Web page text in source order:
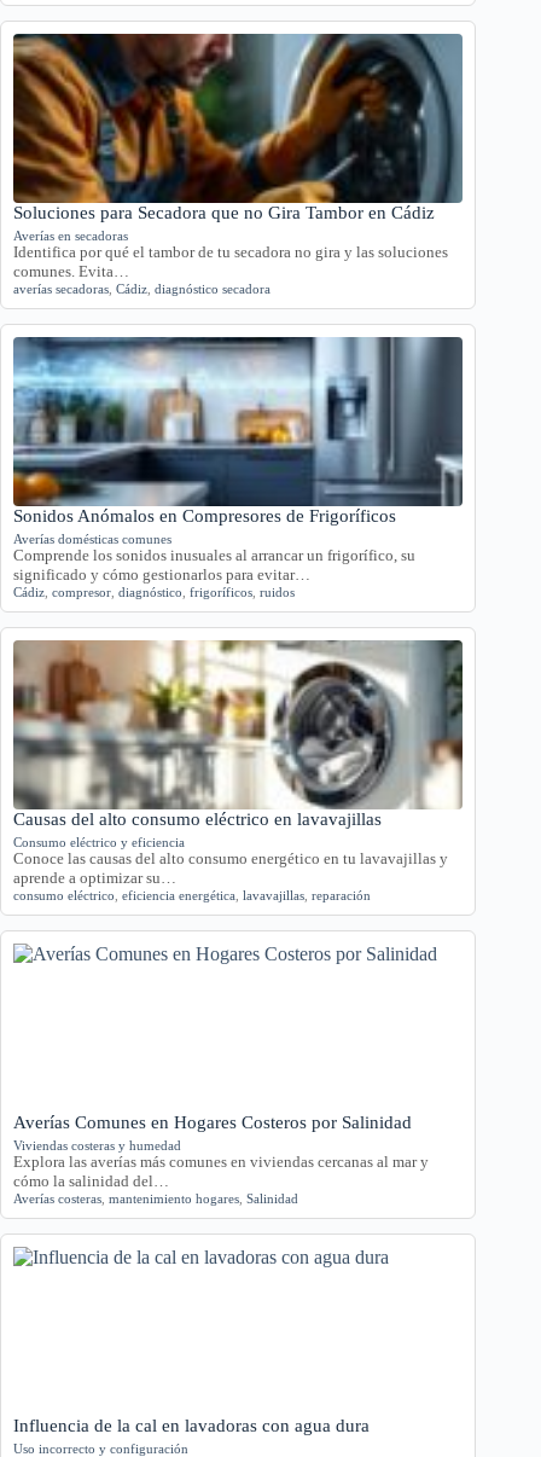
Soluciones para Secadora que no Gira Tambor en Cádiz
Averías en secadoras
Identifica por qué el tambor de tu secadora no gira y las soluciones
comunes. Evita…
averías secadoras Cádiz diagnóstico secadora
Sonidos Anómalos en Compresores de Frigoríficos
Averías domésticas comunes
Comprende los sonidos inusuales al arrancar un frigorífico, su
significado y cómo gestionarlos para evitar…
Cádiz compresor diagnóstico frigoríficos ruidos
Causas del alto consumo eléctrico en lavavajillas
Consumo eléctrico y eficiencia
Conoce las causas del alto consumo energético en tu lavavajillas y
aprende a optimizar su…
consumo eléctrico eficiencia energética lavavajillas reparación
Averías Comunes en Hogares Costeros por Salinidad
Viviendas costeras y humedad
Explora las averías más comunes en viviendas cercanas al mar y
cómo la salinidad del…
Averías costeras mantenimiento hogares Salinidad
Influencia de la cal en lavadoras con agua dura
Uso incorrecto y configuración